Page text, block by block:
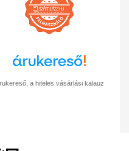
a hiteles vásárlási kalauz